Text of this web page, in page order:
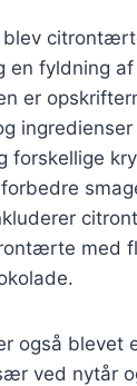
blev
en fyldning
er
forskellige
med
også blevet
ved nytår